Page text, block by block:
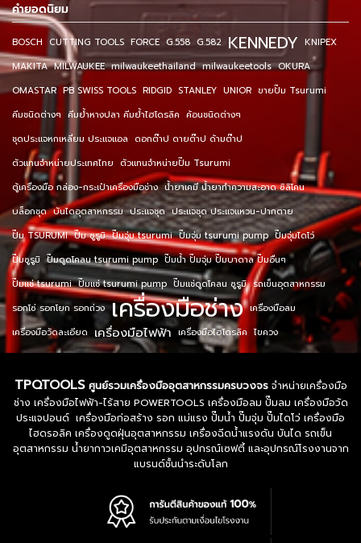
คำยอดนิยม
BOSCH CUTTING TOOLS FORCE G.558 G.582 KENNEDY KNIPEX
MAKITA MILWAUKEE milwaukeethailand milwaukeetools OKURA
OMASTAR PB SWISS TOOLS RIDGID STANLEY UNIOR ขายปั๊ม Tsurumi
คีมชนิดต่างๆ คีมย้ำหางปลา คีมย้ำไฮโดรลิค ค้อนชนิดต่างๆ
ชุดประแจหกเหลี่ยม ประแจแอล ดอกต๊าป ดายต๊าป ด้ามต๊าป
ตัวแทนจำหน่ายประเทศไทย ตัวแทนจำหน่ายปั๊ม Tsurumi
ตู้เครื่องมือ กล่อง-กระเป๋าเครื่องมือช่าง น้ำยาเคมี น้ำยาทำความสะอาด ซิลิโคน
บล็อกชุด บันไดอุตสาหกรรม ประแจชุด ประแจชุด ประแจแหวน-ปากตาย
ปั๊ม TSURUMI ปั๊ม ซูรูมิ ปั๊มจุ่ม tsurumi ปั๊มจุ่ม tsurumi pump ปั๊มจุ่มไดโว่
ปั๊มซูรูมิ ปั๊มดูดโคลน tsurumi pump ปั๊มน้ำ ปั๊มจุ่ม ปั๊มบาดาล ปั๊มอื่นๆ
ปั๊มแช่ tsurumi ปั๊มแช่ tsurumi pump ปั๊มแช่ดูดโคลน ซูรูมิ รถเข็นอุตสาหกรรม
รอกโซ่ รอกโยก รอกถ่วง เครื่องมือช่าง เครื่องมือลม
เครื่องมือวัดละเอียด เครื่องมือไฟฟ้า เครื่องมือไฮโดรลิค ไขควง
TPQTOOLS ศูนย์รวมเครื่องมืออุตสาหกรรมครบวงจรจำหน่ายเครื่องมือ
ช่าง เครื่องมือไฟฟ้า-ไร้สาย POWERTOOLS เครื่องมือลม ปั๊มลม เครื่องมือวัด
ประแจปอนด์ เครื่องมือก่อสร้าง รอก แม่แรง ปั๊มน้ำ ปั๊มจุ่ม ปั๊มไดโว่ เครื่องมือ
ไฮดรอลิค เครื่องดูดฝุ่นอุตสาหกรรม เครื่องฉีดน้ำแรงดัน บันได รถเข็น
อุตสาหกรรม น้ำยากาวเคมีอุตสาหกรรม อุปกรณ์เซฟตี้ และอุปกรณ์โรงงานจาก
แบรนด์ชั้นนำระดับโลก